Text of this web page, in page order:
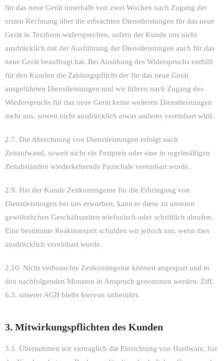
für das neue Gerät innerhalb von zwei Wochen nach Zugang der
ersten Rechnung über die erbrachten Dienstleistungen für das neue
Gerät in Textform widersprechen, sofern der Kunde uns nicht
ausdrücklich mit der Ausführung der Dienstleistungen auch für das
neue Gerät beauftragt hat. Bei Ausübung des Widerspruchs entfällt
für den Kunden die Zahlungspflicht der für das neue Gerät
ausgeführten Dienstleistungen und wir führen nach Zugang des
Wiederspruchs für das neue Gerät keine weiteren Dienstleistungen
mehr aus, soweit nicht ausdrücklich etwas anderes vereinbart wird.
2.7. Die Abrechnung von Dienstleistungen erfolgt nach
Zeitaufwand, soweit nicht ein Festpreis oder eine in regelmäßigen
Zeitabständen wiederkehrende Pauschale vereinbart wurde.
2.9. Hat der Kunde Zeitkontingente für die Erbringung von
Dienstleistungen bei uns erworben, kann er diese zu unseren
gewöhnlichen Geschäftszeiten telefonisch oder schriftlich abrufen.
Eine bestimmte Reaktionszeit schulden wir jedoch nur, wenn dies
ausdrücklich vereinbart wurde.
2.10. Nicht verbrauchte Zeitkontingente können angespart und in
den nachfolgenden Monaten in Anspruch genommen werden. Ziff.
6.3. unserer AGB bleibt hiervon unberührt.
3. Mitwirkungspflichten des Kunden
3.1. Übernehmen wir vertraglich die Einrichtung von Hardware, hat